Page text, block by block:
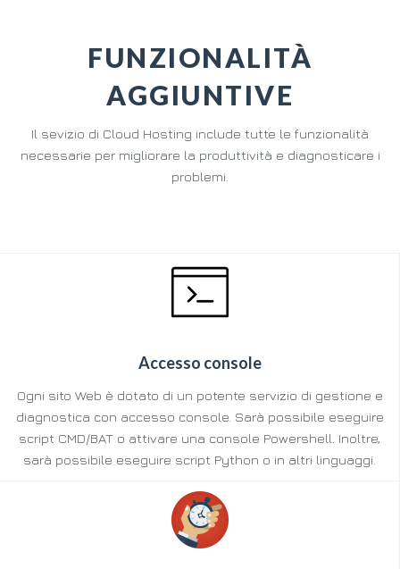
FUNZIONALITÀ
AGGIUNTIVE
Il sevizio di Cloud Hosting include tutte le funzionalità
necessarie per migliorare la produttività e diagnosticare i
problemi.
Accesso console
Ogni sito Web è dotato di un potente servizio di gestione e
diagnostica con accesso console. Sarà possibile eseguire
script CMD/BAT o attivare una console Powershell. Inoltre,
sarà possibile eseguire script Python o in altri linguaggi.